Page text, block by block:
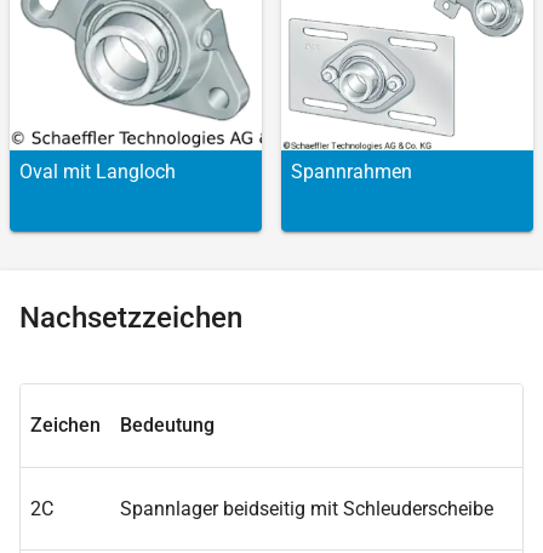
Oval mit Lang­loch Spann­rahmen
Nachsetzzeichen
Zeichen Bedeutung
2C Spannlager beidseitig mit Schleuderscheibe